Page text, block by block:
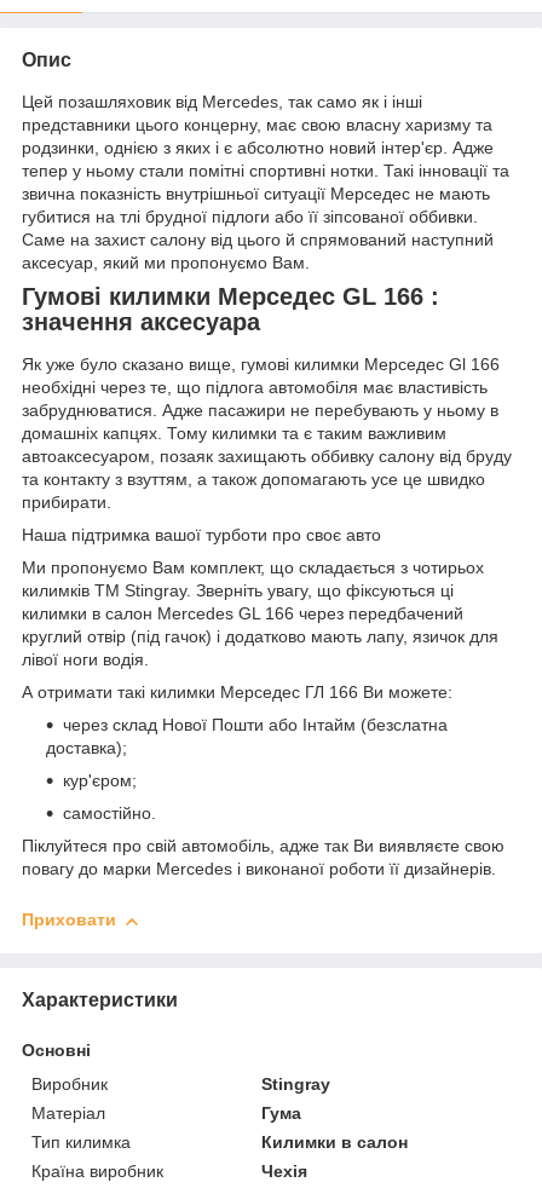
Опис
Цей позашляховик від Mercedes, так само як і інші
представники цього концерну, має свою власну харизму та
родзинки, однією з яких і є абсолютно новий інтер'єр. Адже
тепер у ньому стали помітні спортивні нотки. Такі інновації та
звична показність внутрішньої ситуації Мерседес не мають
губитися на тлі брудної підлоги або її зіпсованої оббивки.
Саме на захист салону від цього й спрямований наступний
аксесуар, який ми пропонуємо Вам.
Гумові килимки Мерседес GL 166 :
значення аксесуара
Як уже було сказано вище, гумові килимки Мерседес Gl 166
необхідні через те, що підлога автомобіля має властивість
забруднюватися. Адже пасажири не перебувають у ньому в
домашніх капцях. Тому килимки та є таким важливим
автоаксесуаром, позаяк захищають оббивку салону від бруду
та контакту з взуттям, а також допомагають усе це швидко
прибирати.
Наша підтримка вашої турботи про своє авто
Ми пропонуємо Вам комплект, що складається з чотирьох
килимків ТМ Stingray. Зверніть увагу, що фіксуються ці
килимки в салон Mercedes GL 166 через передбачений
круглий отвір (під гачок) і додатково мають лапу, язичок для
лівої ноги водія.
А отримати такі килимки Мерседес ГЛ 166 Ви можете:
через склад Нової Пошти або Інтайм (безслатна
доставка);
кур'єром;
самостійно.
Піклуйтеся про свій автомобіль, адже так Ви виявляєте свою
повагу до марки Mercedes і виконаної роботи її дизайнерів.
Приховати
Характеристики
Основні
Виробник
Stingray
Матеріал
Гума
Тип килимка
Килимки в салон
Країна виробник
Чехія